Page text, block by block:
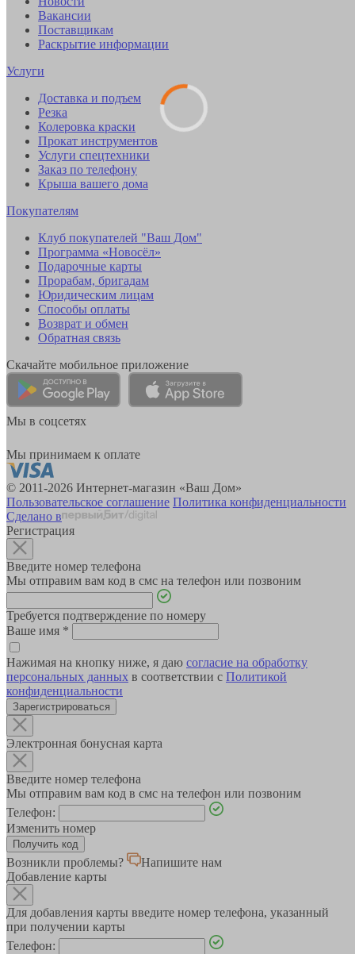
Вакансии
Поставщикам
Раскрытие информации
Услуги
Доставка и подъем
Резка
Колеровка краски
Прокат инструментов
Услуги спецтехники
Заказ по телефону
Крыша вашего дома
Покупателям
Клуб покупателей "Ваш Дом"
Программа «Новосёл»
Подарочные карты
Прорабам, бригадам
Юридическим лицам
Способы оплаты
Возврат и обмен
Обратная связь
Скачайте мобильное приложение
Мы в соцсетях
Мы принимаем к оплате
© 2011-2026 Интернет-магазин «Ваш Дом»
Пользовательское соглашение Политика конфиденциальности
Сделано в
Регистрация
Введите номер телефона
Мы отправим вам код в смс на телефон или позвоним
Требуется подтверждение по номеру
Ваше имя *
Нажимая на кнопку ниже, я даю согласие на обработку
персональных данных в соответствии с Политикой
конфиденциальности
Зарегистрироваться
Электронная бонусная карта
Введите номер телефона
Мы отправим вам код в смс на телефон или позвоним
Телефон:
Изменить номер
Возникли проблемы?
Напишите нам
Добавление карты
Для добавления карты введите номер телефона, указанный
при получении карты
Телефон: